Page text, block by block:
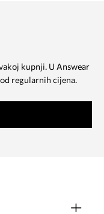
kupnji. U Answear
regularnih cijena.